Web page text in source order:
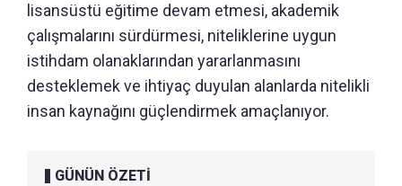
lisansüstü eğitime devam etmesi, akademik
çalışmalarını sürdürmesi, niteliklerine uygun
istihdam olanaklarından yararlanmasını
desteklemek ve ihtiyaç duyulan alanlarda nitelikli
insan kaynağını güçlendirmek amaçlanıyor.
GÜNÜN ÖZETİ